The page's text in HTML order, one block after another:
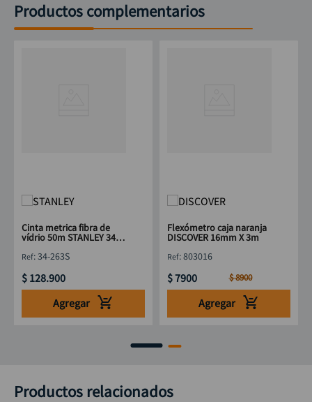
Productos complementarios
Cinta metrica fibra de
vídrio 50m STANLEY 34-
:34-263S
$ 128.900
Agregar
Flexómetro caja naranja
DISCOVER 16mm X 3m
:803016
$7900 $8900
Agregar
Productos relacionados